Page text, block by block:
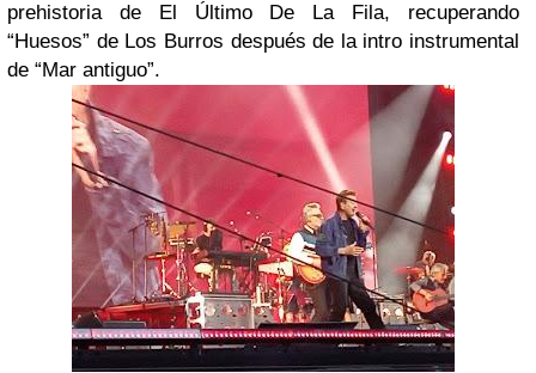
prehistoria de El Último De La Fila, recuperando
“Huesos” de Los Burros después de la intro instrumental
de “Mar antiguo”.